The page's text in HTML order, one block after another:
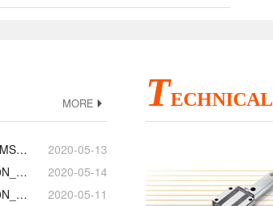
MORE
银泰PMI直线导轨_MSA15S_MSA25LE_现货定制加工
2020-05-13
银泰PMI模组_KM4610A+340N_KM2606A+150N_代理商正品官网
2020-05-14
银泰PMI模组_KM3310A+400N_KM2602A+200N_参数样本选型手册
2020-05-11
TECHNICAL